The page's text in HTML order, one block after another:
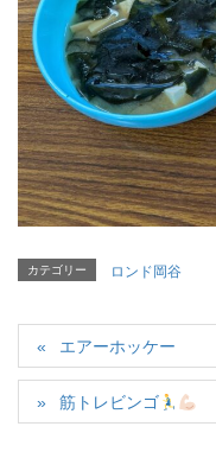
カテゴリー ロンド岡谷
エアーホッケー
筋トレビンゴ